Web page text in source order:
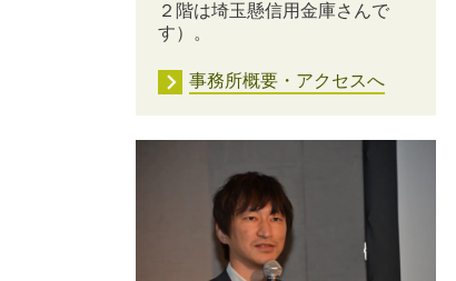
２階は埼玉懸信用金庫さんで
す）。
事務所概要・アクセスへ